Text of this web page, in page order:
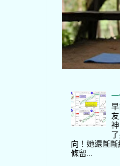
向！她還斷
條留...